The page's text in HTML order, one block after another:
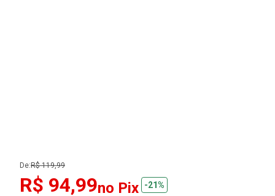
De:R$ 119,99
R$ 94,99no Pix
-21%